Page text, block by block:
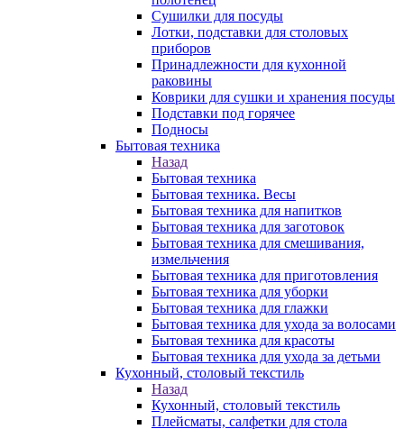
Сушилки для посуды
Лотки, подставки для столовых
приборов
Принадлежности для кухонной
раковины
Коврики для сушки и хранения посуды
Подставки под горячее
Подносы
Бытовая техника
Назад
Бытовая техника
Бытовая техника. Весы
Бытовая техника для напитков
Бытовая техника для заготовок
Бытовая техника для смешивания,
измельчения
Бытовая техника для приготовления
Бытовая техника для уборки
Бытовая техника для глажки
Бытовая техника для ухода за волосами
Бытовая техника для красоты
Бытовая техника для ухода за детьми
Кухонный, столовый текстиль
Назад
Кухонный, столовый текстиль
Плейсматы, салфетки для стола